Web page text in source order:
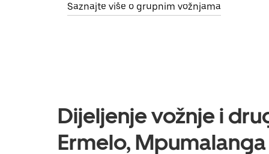
Saznajte više o grupnim vožnjama
Dijeljenje vožnje i
Ermelo, Mpumalanga